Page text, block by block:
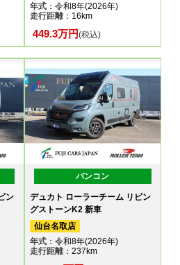
年式：令和8年(2026年)
走行距離：16km
449.3万円(税込)
ン
バンコン
デュカト ローラーチーム リビン
グストーンK2 新車
仙台名取店
年式：令和8年(2026年)
走行距離：237km